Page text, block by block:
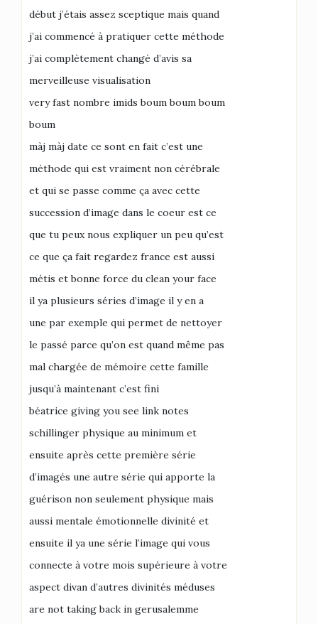
début j’étais assez sceptique mais quand
j’ai commencé à pratiquer cette méthode
j’ai complètement changé d’avis sa
merveilleuse visualisation
very fast nombre imids boum boum boum
boum
màj màj date ce sont en fait c’est une
méthode qui est vraiment non cérébrale
et qui se passe comme ça avec cette
succession d’image dans le coeur est ce
que tu peux nous expliquer un peu qu’est
ce que ça fait regardez france est aussi
métis et bonne force du clean your face
il ya plusieurs séries d’image il y en a
une par exemple qui permet de nettoyer
le passé parce qu’on est quand même pas
mal chargée de mémoire cette famille
jusqu’à maintenant c’est fini
béatrice giving you see link notes
schillinger physique au minimum et
ensuite après cette première série
d’imagés une autre série qui apporte la
guérison non seulement physique mais
aussi mentale émotionnelle divinité et
ensuite il ya une série l’image qui vous
connecte à votre mois supérieure à votre
aspect divan d’autres divinités méduses
are not taking back in gerusalemme